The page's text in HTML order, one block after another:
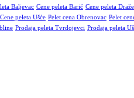
Baljevac Cene peleta Barič Cene peleta
Cene peleta Ušće Pelet cena Obrenovac Pelet
Prodaja peleta Tvrdojevci Prodaja peleta